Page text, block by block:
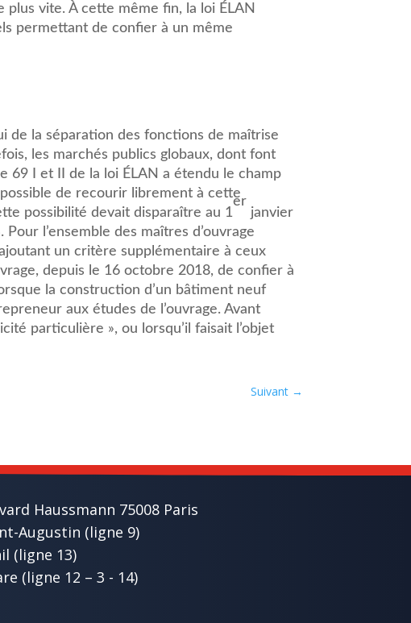
vite. À cette même fin, la loi ÉLAN
permettant de confier à un même
de la séparation des fonctions de maîtrise
les marchés publics globaux, dont font
69 I et II de la loi ÉLAN a étendu le champ
de recourir librement à cette
possibilité devait disparaître au 1
er
janvier
l’ensemble des maîtres d’ouvrage
un critère supplémentaire à ceux
depuis le 16 octobre 2018, de confier à
la construction d’un bâtiment neuf
aux études de l’ouvrage. Avant
particulière », ou lorsqu’il faisait l’objet
Suivant→
Haussmann 75008 Paris
Augustin (ligne 9)
(ligne 13)
(ligne 12 – 3 - 14)